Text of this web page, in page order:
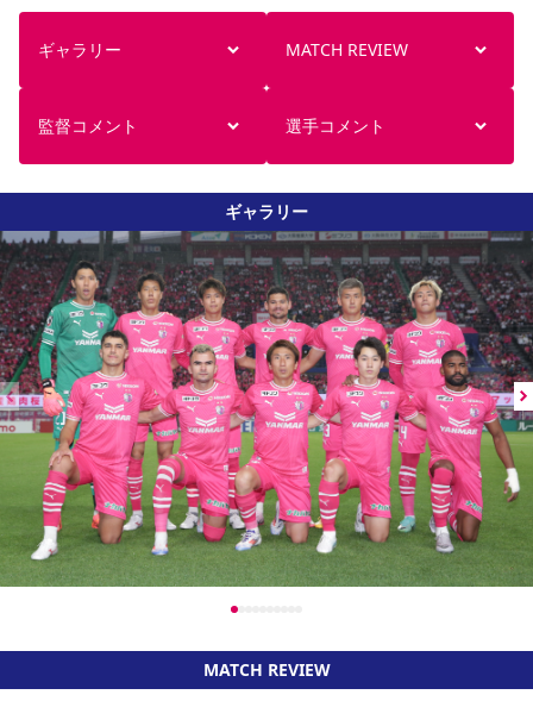
ギャラリー MATCH REVIEW
監督コメント 選手コメント
ギャラリー
MATCH REVIEW